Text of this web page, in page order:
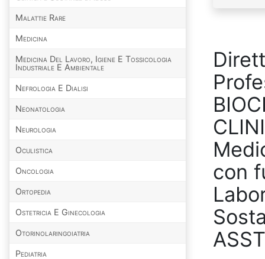
Malattie Rare
Medicina
Medicina Del Lavoro, Igiene E Tossicologia
Industriale E Ambientale
Nefrologia E Dialisi
Neonatologia
Neurologia
Oculistica
Oncologia
Ortopedia
Ostetricia E Ginecologia
Otorinolaringoiatria
Pediatria
con